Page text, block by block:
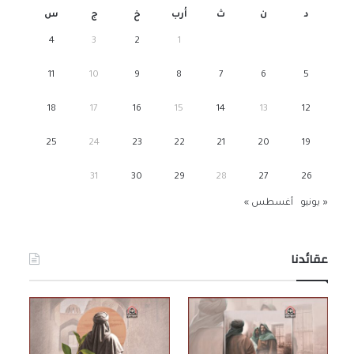
د ن ث أرب خ ج س
1
2
3
4
5
6
7
8
9
10
11
12
13
14
15
16
17
18
19
20
21
22
23
24
25
26
27
28
29
30
31
« يونيو أغسطس »
عقائدنا